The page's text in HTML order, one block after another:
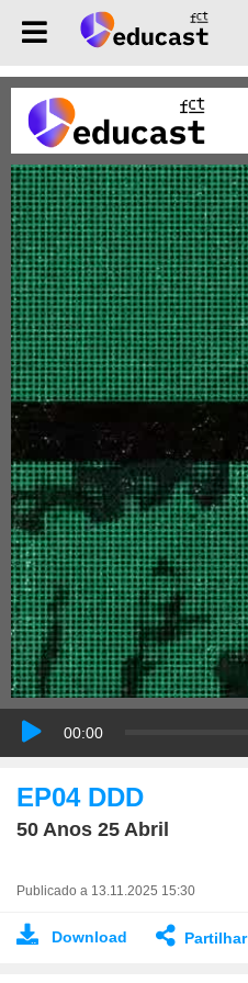
00:00
EP04 DDD
50 Anos 25 Abril
Publicado a 13.11.2025 15:30
Download Partilhar